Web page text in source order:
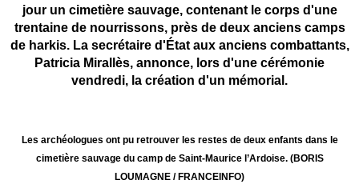
jour un cimetière sauvage, contenant le corps d'une
trentaine de nourrissons, près de deux anciens camps
de harkis. La secrétaire d'État aux anciens combattants,
Patricia Mirallès, annonce, lors d'une cérémonie
vendredi, la création d'un mémorial.
Les archéologues ont pu retrouver les restes de deux enfants dans le
cimetière sauvage du camp de Saint-Maurice l’Ardoise. (BORIS
LOUMAGNE / FRANCEINFO)